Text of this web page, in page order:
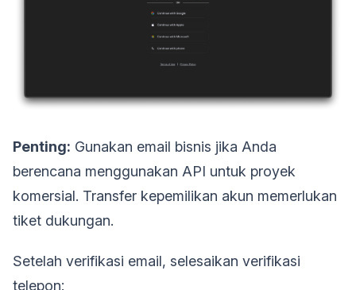
Penting: Gunakan email bisnis jika Anda
berencana menggunakan API untuk proyek
komersial. Transfer kepemilikan akun memerlukan
tiket dukungan.
Setelah verifikasi email, selesaikan verifikasi
telepon: